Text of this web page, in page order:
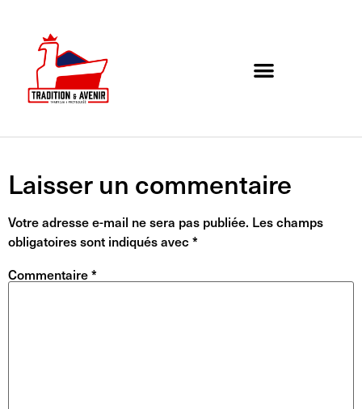
Laisser un commentaire
Votre adresse e-mail ne sera pas publiée. Les champs
obligatoires sont indiqués avec *
Commentaire*